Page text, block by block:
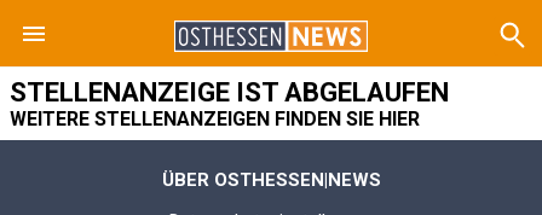
STELLENANZEIGE IST ABGELAUFEN
WEITERE STELLENANZEIGEN FINDEN SIE HIER
ÜBER OSTHESSEN|NEWS